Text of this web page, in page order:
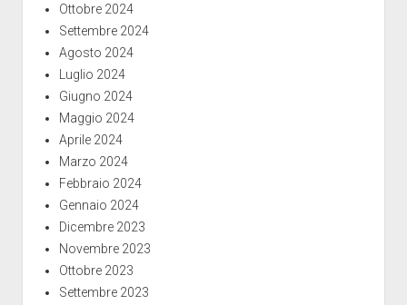
Ottobre 2024
Settembre 2024
Agosto 2024
Luglio 2024
Giugno 2024
Maggio 2024
Aprile 2024
Marzo 2024
Febbraio 2024
Gennaio 2024
Dicembre 2023
Novembre 2023
Ottobre 2023
Settembre 2023